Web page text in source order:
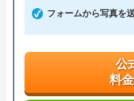
フォームから写真を
公
料